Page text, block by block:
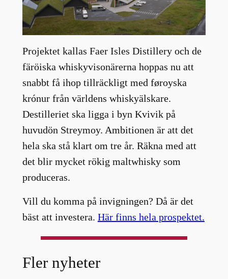
Projektet kallas Faer Isles Distillery och de
färöiska whiskyvisonärerna hoppas nu att
snabbt få ihop tillräckligt med føroyska
krónur från världens whiskyälskare.
Destilleriet ska ligga i byn Kvivik på
huvudön Streymoy. Ambitionen är att det
hela ska stå klart om tre år. Räkna med att
det blir mycket rökig maltwhisky som
produceras.
Vill du komma på invigningen? Då är det
bäst att investera. Här finns hela prospektet.
Fler nyheter